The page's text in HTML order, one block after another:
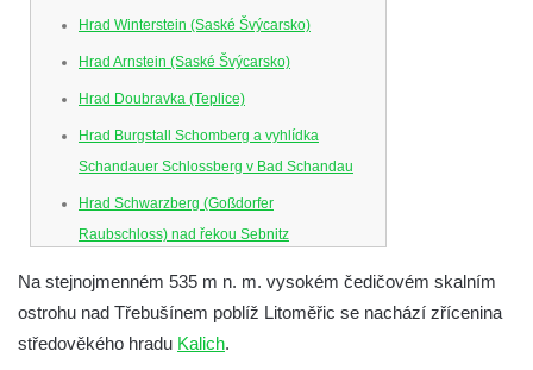
Hrad Winterstein (Saské Švýcarsko)
Hrad Arnstein (Saské Švýcarsko)
Hrad Doubravka (Teplice)
Hrad Burgstall Schomberg a vyhlídka
Schandauer Schlossberg v Bad Schandau
Hrad Schwarzberg (Goßdorfer
Raubschloss) nad řekou Sebnitz
Hrad Neurathen na Bastei
Hrad Šebín
Hrad Litoměřice
Na stejnojmenném 535 m n. m. vysokém čedičovém skalním
ostrohu nad Třebušínem poblíž Litoměřic se nachází zřícenina
středověkého hradu Kalich.